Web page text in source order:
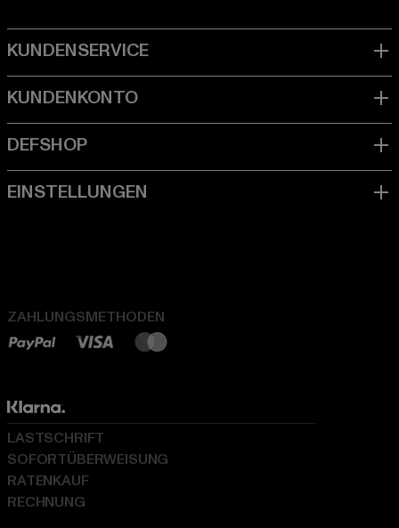
ZAHLUNGSMETHODEN
LASTSCHRIFT
SOFORTÜBERWEISUNG
RATENKAUF
RECHNUNG